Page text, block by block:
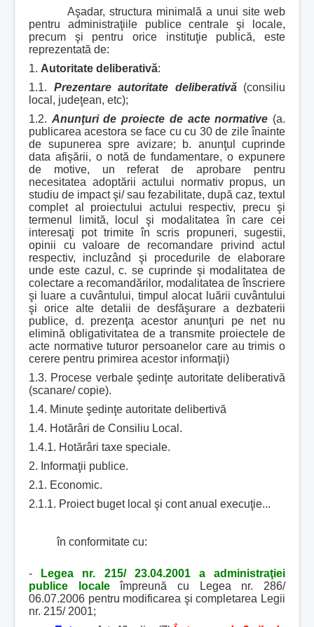
Aşadar, structura minimală a unui site web
pentru administraţiile publice centrale şi locale,
precum şi pentru orice instituţie publică, este
reprezentată de:
1. Autoritate deliberativă:
1.1. Prezentare autoritate deliberativă(consiliu
local, judeţean, etc);
1.2. Anunţuri de proiecte de acte normative (a.
publicarea acestora se face cu cu 30 de zile înainte
de supunerea spre avizare; b. anunţul cuprinde
data afişării, o notă de fundamentare, o expunere
de motive, un referat de aprobare pentru
necesitatea adoptării actului normativ propus, un
studiu de impact şi/ sau fezabilitate, după caz, textul
complet al proiectului actului respectiv, precu şi
termenul limită, locul şi modalitatea în care cei
interesaţi pot trimite în scris propuneri, sugestii,
opinii cu valoare de recomandare privind actul
respectiv, incluzând şi procedurile de elaborare
unde este cazul, c. se cuprinde şi modalitatea de
colectare a recomandărilor, modalitatea de înscriere
şi luare a cuvântului, timpul alocat luării cuvântului
şi orice alte detalii de desfăşurare a dezbaterii
publice, d. prezenţa acestor anunţuri pe net nu
elimină obligativitatea de a transmite proiectele de
acte normative tuturor persoanelor care au trimis o
cerere pentru primirea acestor informaţii)
1.3. Procese verbale şedinţe autoritate deliberativă
(scanare/ copie).
1.4. Minute şedinţe autoritate delibertivă
1.4. Hotărâri de Consiliu Local.
1.4.1. Hotărâri taxe speciale.
2. Informaţii publice.
2.1. Economic.
2.1.1. Proiect buget local şi cont anual execuţie...
în conformitate cu:
-
Legea nr. 215/ 23.04.2001 a administraţiei
publice localeîmpreună cu Legea nr. 286/
06.07.2006 pentru modificarea şi completarea Legii
nr. 215/ 2001;